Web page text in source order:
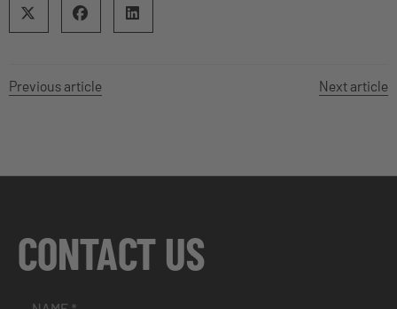
Previous article Next article
CONTACT US